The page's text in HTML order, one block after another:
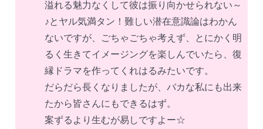
溢れる魅力なくして彼は振り向かせられない～
♪とヤル気満タン！難しい潜在意識論はわかん
ないですが、ごちゃごちゃ考えず、とにかく明
るく生きてイメージングを楽しんでいたら、復
縁ドラマを作ってくれはるみたいです。
だらだら長くなりましたが、バカな私にも出来
たから皆さんにもできるはず。
案ずるより生むが易しですよー☆